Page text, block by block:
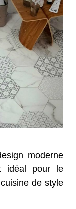
moderne
idéal pour le
de style